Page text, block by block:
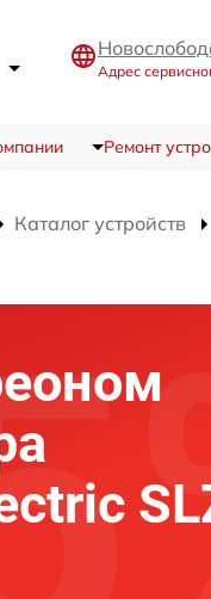
Адрес
Ремонт
Каталог устройств